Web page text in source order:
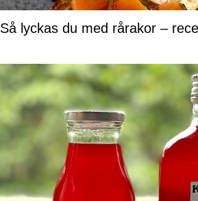
Så lyckas du med rårakor –